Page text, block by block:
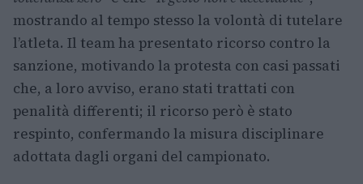
mostrando al tempo stesso la volontà di tutelare
l’atleta. Il team ha presentato ricorso contro la
sanzione, motivando la protesta con casi passati
che, a loro avviso, erano stati trattati con
penalità differenti; il ricorso però è stato
respinto, confermando la misura disciplinare
adottata dagli organi del campionato.